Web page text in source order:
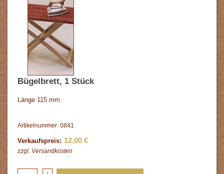
Bügelbrett, 1 Stück
Länge 115 mm
Artikelnummer: 0841
Verkaufspreis: 12,00 €
zzgl. Versandkosten